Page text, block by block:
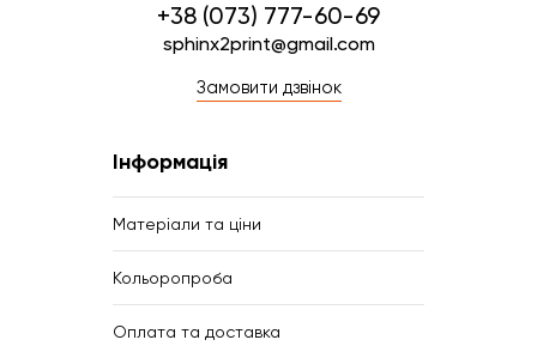
+38 (073) 777-60-69
sphinx2print@gmail.com
Замовити дзвінок
Інформація
Матеріали та ціни
Кольоропроба
Оплата та доставка